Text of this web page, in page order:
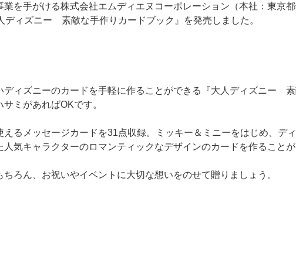
を手がける株式会社エムディエヌコーポレーション（本社：東京
ィズニー 素敵な手作りカードブック』を発売しました。
ィズニーのカードを手軽に作ることができる『大人ディズニー
ミがあればOKです。
るメッセージカードを31点収録。ミッキー＆ミニーをはじめ、デ
気キャラクターのロマンティックなデザインのカードを作ることが
ろん、お祝いやイベントに大切な想いをのせて贈りましょう。